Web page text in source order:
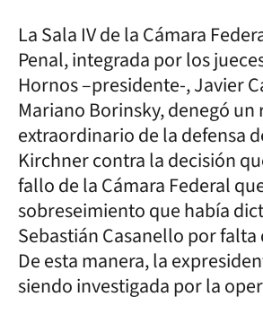
La Sala IV de la Cámara
Penal, integrada por los
Hornos –presidente-, Javier
Mariano Borinsky, denegó un
extraordinario de la defensa
Kirchner contra la decisión
fallo de la Cámara Federal
sobreseimiento que había
Sebastián Casanello por falta
De esta manera, la
siendo investigada por la